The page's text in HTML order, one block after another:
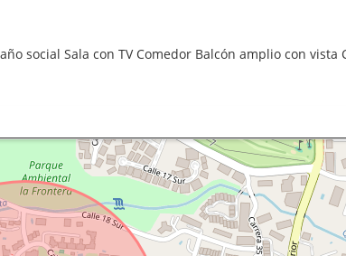
social Sala con TV Comedor Balcón amplio con vista